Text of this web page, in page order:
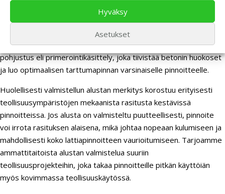
Hyväksy
Asetukset
huokosia, mikä parantaa pinnoitteen tarttuvuutta. Jyrsintä
puolestaan luo karheamman profiilin, joka on tarpeen erityisesti
paksumpien teollisuuspinnoitteiden kohdalla. Näiden
pohjakäsittelyjen jälkeen alustalle tehdään aina asianmukainen
pohjustus eli primerointikäsittely, joka tiivistää betonin huokoset
ja luo optimaalisen tarttumapinnan varsinaiselle pinnoitteelle.
Huolellisesti valmistellun alustan merkitys korostuu erityisesti
teollisuusympäristöjen mekaanista rasitusta kestävissä
pinnoitteissa. Jos alusta on valmisteltu puutteellisesti, pinnoite
voi irrota rasituksen alaisena, mikä johtaa nopeaan kulumiseen ja
mahdollisesti koko lattiapinnoitteen vaurioitumiseen. Tarjoamme
ammattitaitoista alustan valmistelua suuriin
teollisuusprojekteihin, joka takaa pinnoitteille pitkän käyttöiän
myös kovimmassa teollisuuskäytössä.